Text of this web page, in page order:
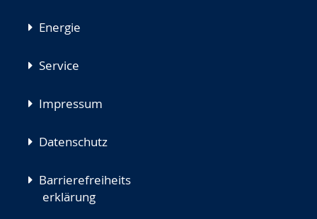
Energie
Service
Impressum
Datenschutz
Barrierefreiheits
erklärung